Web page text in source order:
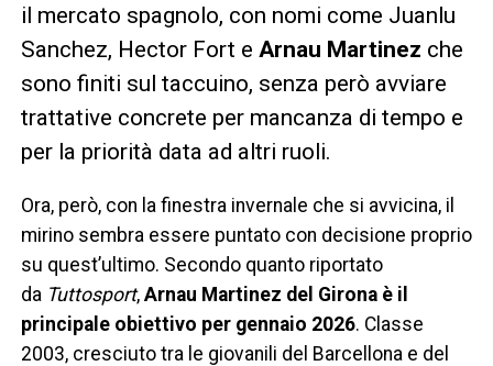
il mercato spagnolo, con nomi come Juanlu
Sanchez, Hector Fort e Arnau Martinez che
sono finiti sul taccuino, senza però avviare
trattative concrete per mancanza di tempo e
per la priorità data ad altri ruoli.
Ora, però, con la finestra invernale che si avvicina, il
mirino sembra essere puntato con decisione proprio
su quest’ultimo. Secondo quanto riportato
da Tuttosport, Arnau Martinez del Girona è il
principale obiettivo per gennaio 2026. Classe
2003, cresciuto tra le giovanili del Barcellona e del